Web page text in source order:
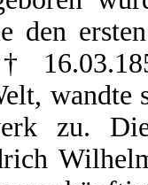
den
wandte
zu.